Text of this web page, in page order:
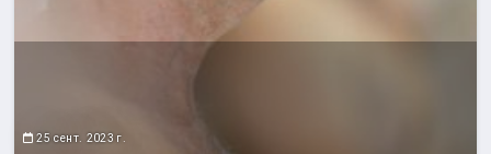
25 сент. 2023 г.